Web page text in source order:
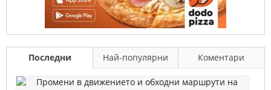
Последни Най-популярни Коментари